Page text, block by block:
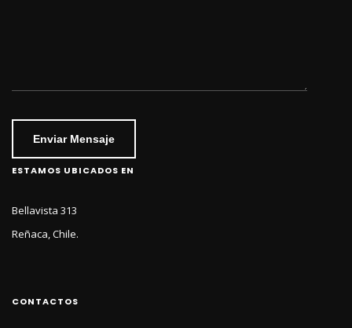
Enviar Mensaje
ESTAMOS UBICADOS EN
Bellavista 313
Reñaca, Chile.
CONTACTOS